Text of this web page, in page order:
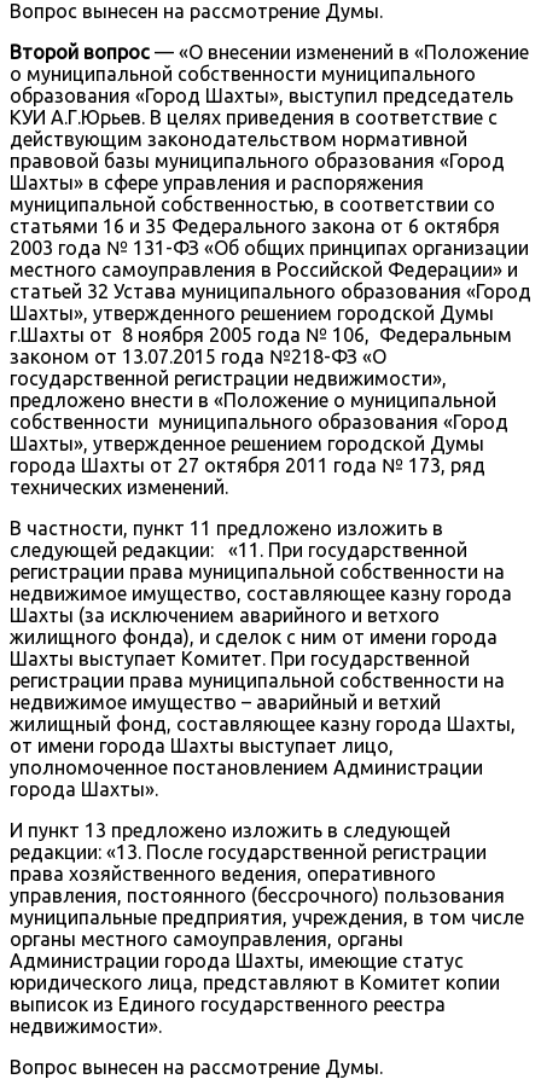
Вопрос вынесен на рассмотрение Думы.
Второй вопрос — «О внесении изменений в «Положение
о муниципальной собственности муниципального
образования «Город Шахты», выступил председатель
КУИ А.Г.Юрьев. В целях приведения в соответствие с
действующим законодательством нормативной
правовой базы муниципального образования «Город
Шахты» в сфере управления и распоряжения
муниципальной собственностью, в соответствии со
статьями 16 и 35 Федерального закона от 6 октября
2003 года № 131-ФЗ «Об общих принципах организации
местного самоуправления в Российской Федерации» и
статьей 32 Устава муниципального образования «Город
Шахты», утвержденного решением городской Думы
г.Шахты от 8 ноября 2005 года № 106, Федеральным
законом от 13.07.2015 года №218-ФЗ «О
государственной регистрации недвижимости»,
предложено внести в «Положение о муниципальной
собственности муниципального образования «Город
Шахты», утвержденное решением городской Думы
города Шахты от 27 октября 2011 года № 173, ряд
технических изменений.
В частности, пункт 11 предложено изложить в
следующей редакции: «11. При государственной
регистрации права муниципальной собственности на
недвижимое имущество, составляющее казну города
Шахты (за исключением аварийного и ветхого
жилищного фонда), и сделок с ним от имени города
Шахты выступает Комитет. При государственной
регистрации права муниципальной собственности на
недвижимое имущество – аварийный и ветхий
жилищный фонд, составляющее казну города Шахты,
от имени города Шахты выступает лицо,
уполномоченное постановлением Администрации
города Шахты».
И пункт 13 предложено изложить в следующей
редакции: «13. После государственной регистрации
права хозяйственного ведения, оперативного
управления, постоянного (бессрочного) пользования
муниципальные предприятия, учреждения, в том числе
органы местного самоуправления, органы
Администрации города Шахты, имеющие статус
юридического лица, представляют в Комитет копии
выписок из Единого государственного реестра
недвижимости».
Вопрос вынесен на рассмотрение Думы.